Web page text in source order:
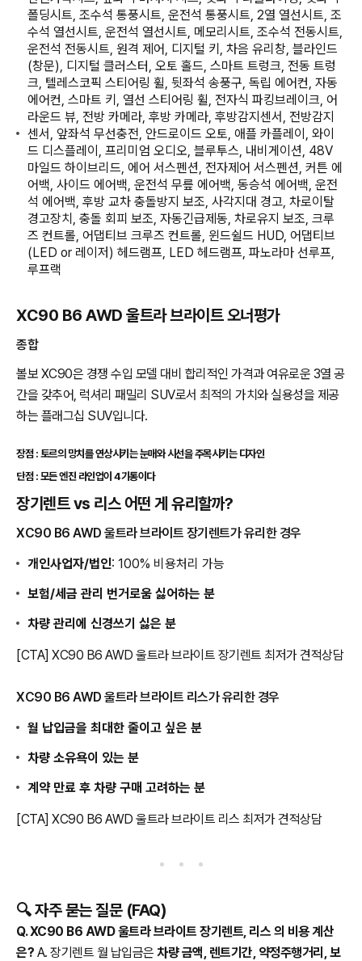
폴딩시트, 조수석 통풍시트, 운전석 통풍시트, 2열 열선시트, 조
수석 열선시트, 운전석 열선시트, 메모리시트, 조수석 전동시트,
운전석 전동시트, 원격 제어, 디지털 키, 차음 유리창, 블라인드
(창문), 디지털 클러스터, 오토 홀드, 스마트 트렁크, 전동 트렁
크, 텔레스코픽 스티어링 휠, 뒷좌석 송풍구, 독립 에어컨, 자동
에어컨, 스마트 키, 열선 스티어링 휠, 전자식 파킹브레이크, 어
라운드 뷰, 전방 카메라, 후방 카메라, 후방감지센서, 전방감지
센서, 앞좌석 무선충전, 안드로이드 오토, 애플 카플레이, 와이
드 디스플레이, 프리미엄 오디오, 블루투스, 내비게이션, 48V
마일드 하이브리드, 에어 서스펜션, 전자제어 서스펜션, 커튼 에
어백, 사이드 에어백, 운전석 무릎 에어백, 동승석 에어백, 운전
석 에어백, 후방 교차 충돌방지 보조, 사각지대 경고, 차로이탈
경고장치, 충돌 회피 보조, 자동긴급제동, 차로유지 보조, 크루
즈 컨트롤, 어댑티브 크루즈 컨트롤, 윈드쉴드 HUD, 어댑티브
(LED or 레이저) 헤드램프, LED 헤드램프, 파노라마 선루프,
루프랙
XC90 B6 AWD 울트라 브라이트 오너평가
종합
볼보 XC90은 경쟁 수입 모델 대비 합리적인 가격과 여유로운 3열 공
간을 갖추어, 럭셔리 패밀리 SUV로서 최적의 가치와 실용성을 제공
하는 플래그십 SUV입니다.
장점 : 토르의 망치를 연상시키는 눈매와 시선을 주목시키는 디자인
단점 : 모든 엔진 라인업이 4기통이다
장기렌트 vs 리스 어떤 게 유리할까?
XC90 B6 AWD 울트라 브라이트 장기렌트가 유리한 경우
개인사업자/법인: 100% 비용처리 가능
보험/세금 관리 번거로움 싫어하는 분
차량 관리에 신경쓰기 싫은 분
[CTA] XC90 B6 AWD 울트라 브라이트 장기렌트 최저가 견적상담
XC90 B6 AWD 울트라 브라이트 리스가 유리한 경우
월 납입금을 최대한 줄이고 싶은 분
차량 소유욕이 있는 분
계약 만료 후 차량 구매 고려하는 분
[CTA] XC90 B6 AWD 울트라 브라이트 리스 최저가 견적상담
🔍 자주 묻는 질문 (FAQ)
Q. XC90 B6 AWD 울트라 브라이트 장기렌트, 리스 의 비용 계산
은? A. 장기렌트 월 납입금은 차량 금액, 렌트기간, 약정주행거리, 보